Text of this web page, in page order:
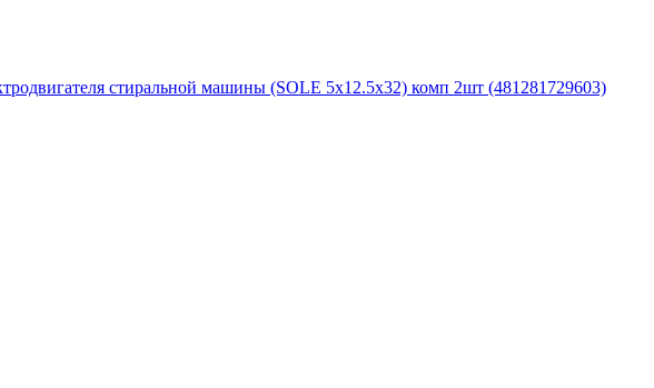
стиральной машины (SOLE 5x12.5x32) комп 2шт (481281729603)